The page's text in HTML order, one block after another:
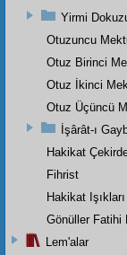
Yirmi
Otuzuncu
Otuz Birinci
Otuz İkinci
Otuz Üçüncü
İşârât-ı
Hakikat
Fihrist
Hakikat Işıkları
Gönüller Fatihi
Lem'alar